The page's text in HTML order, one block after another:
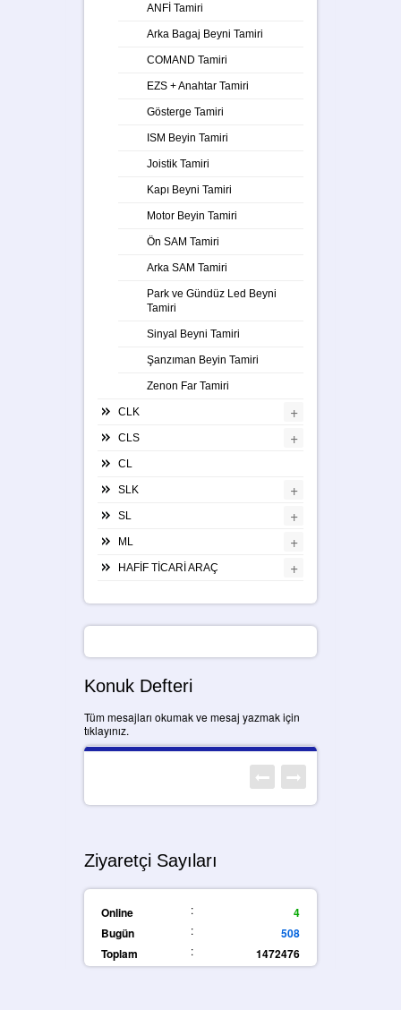
ANFİ Tamiri
Arka Bagaj Beyni Tamiri
COMAND Tamiri
EZS + Anahtar Tamiri
Gösterge Tamiri
ISM Beyin Tamiri
Joistik Tamiri
Kapı Beyni Tamiri
Motor Beyin Tamiri
Ön SAM Tamiri
Arka SAM Tamiri
Park ve Gündüz Led Beyni
Tamiri
Sinyal Beyni Tamiri
Şanzıman Beyin Tamiri
Zenon Far Tamiri
CLK +
CLS +
CL
SLK +
SL +
ML +
HAFİF TİCARİ ARAÇ +
Konuk Defteri
Tüm mesajları okumak ve mesaj yazmak için
tıklayınız.
Ziyaretçi Sayıları
Online :
4
Bugün
:
508
Toplam
: 1472476